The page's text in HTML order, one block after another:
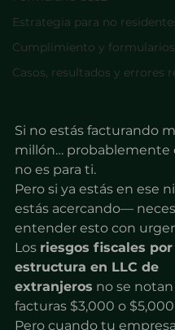
Estrategia para no
Cumplimiento y formularios
Casos, resultados y errores
Si no estás facturando
millón… probablemente
no es para ti.
Pero si ya estás en ese
estás acercando—
entender esto con
Los riesgos fiscales
estructura en LLC de
extranjeros no se
facturas $3,000 o
Pero cuando tu